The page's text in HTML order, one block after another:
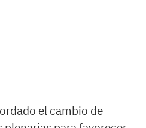
el cambio de